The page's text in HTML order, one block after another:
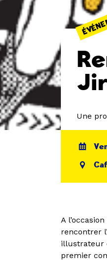
Une
A
rencontrer
illustrateur
premier